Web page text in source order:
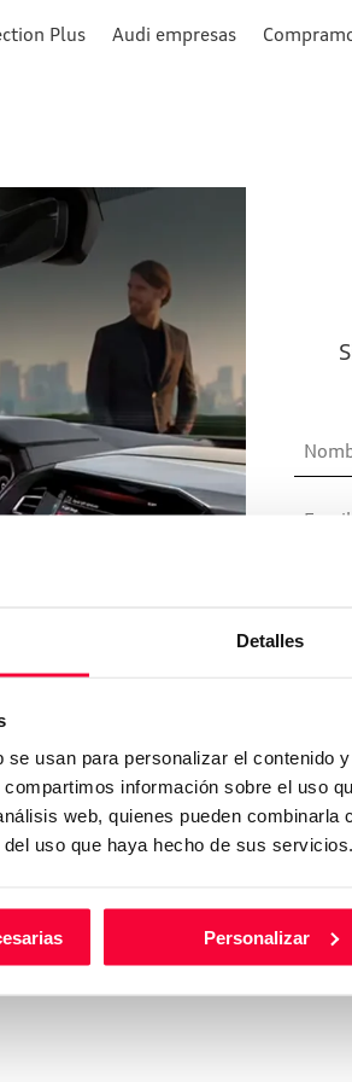
Detalles
usan para personalizar el contenido
información sobre el uso
web, quienes pueden
uso que haya hecho de sus servicios.
Personalizar
Plus Audi empresas